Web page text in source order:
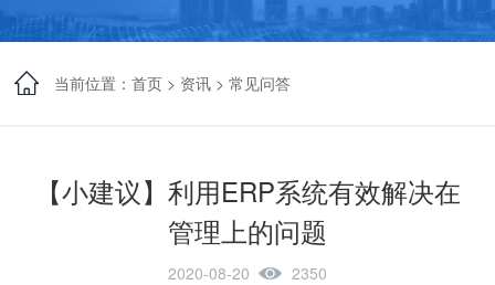
当前位置：首页 > 资讯 >常见问答
【小建议】利用ERP系统有效解决在
管理上的问题
2020-08-20 2350